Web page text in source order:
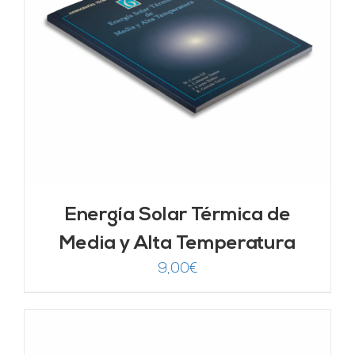
Energía Solar Térmica de
Media y Alta Temperatura
9,00€